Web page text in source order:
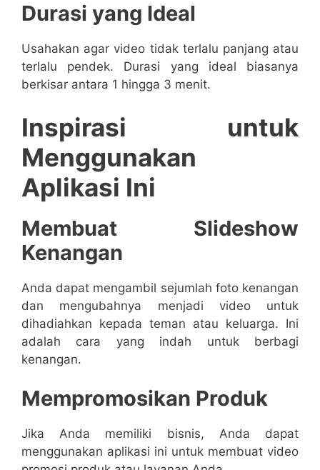
Durasi yang Ideal
Usahakan agar video tidak terlalu panjang atau
terlalu pendek. Durasi yang ideal biasanya
berkisar antara 1 hingga 3 menit.
Inspirasi untuk
Menggunakan
Aplikasi Ini
Membuat Slideshow
Kenangan
Anda dapat mengambil sejumlah foto kenangan
dan mengubahnya menjadi video untuk
dihadiahkan kepada teman atau keluarga. Ini
adalah cara yang indah untuk berbagi
kenangan.
Mempromosikan Produk
Jika Anda memiliki bisnis, Anda dapat
menggunakan aplikasi ini untuk membuat video